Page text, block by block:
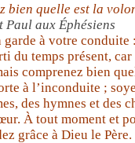
bien quelle est la
aux Éphésiens
garde à votre
du temps présent,
comprenez bien
à l’inconduite ;
des hymnes et des
À tout moment et
grâce à Dieu le Père.